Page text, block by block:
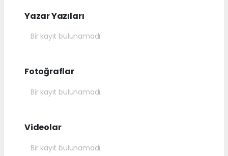
Yazar Yazıları
Bir kayıt bulunamadı.
Fotoğraflar
Bir kayıt bulunamadı.
Videolar
Bir kayıt bulunamadı.